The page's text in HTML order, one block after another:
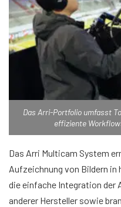
Das Arri-Portfolio umfasst
effiziente
Das Arri Multicam System
Aufzeichnung von Bildern
die einfache Integration der
anderer Hersteller sowie